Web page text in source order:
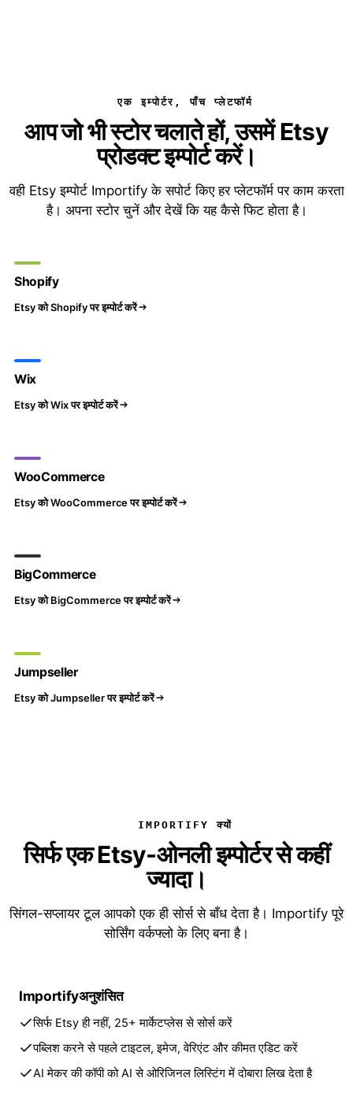
एक इम्पोर्टर, पाँच प्लेटफॉर्म
आप जो भी स्टोर चलाते हों, उसमें Etsy
प्रोडक्ट इम्पोर्ट करें।
वही Etsy इम्पोर्ट Importify के सपोर्ट किए हर प्लेटफॉर्म पर काम करता
है। अपना स्टोर चुनें और देखें कि यह कैसे फिट होता है।
Shopify
Etsy को Shopify पर इम्पोर्ट करें
Wix
Etsy को Wix पर इम्पोर्ट करें
WooCommerce
Etsy को WooCommerce पर इम्पोर्ट करें
BigCommerce
Etsy को BigCommerce पर इम्पोर्ट करें
Jumpseller
Etsy को Jumpseller पर इम्पोर्ट करें
IMPORTIFY क्यों
सिर्फ एक Etsy-ओनली इम्पोर्टर से कहीं
ज्यादा।
सिंगल-सप्लायर टूल आपको एक ही सोर्स से बाँध देता है। Importify पूरे
सोर्सिंग वर्कफ्लो के लिए बना है।
Importifyअनुशंसित
सिर्फ Etsy ही नहीं, 25+ मार्केटप्लेस से सोर्स करें
पब्लिश करने से पहले टाइटल, इमेज, वेरिएंट और कीमत एडिट करें
AI मेकर की कॉपी को AI से ओरिजिनल लिस्टिंग में दोबारा लिख देता है